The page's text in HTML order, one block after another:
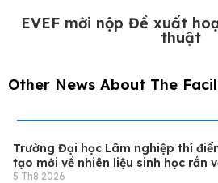
EVEF mời nộp Đề xuất
thuật
Other News About The
Trường Đại học Lâm nghiệp thí
tạo mới về nhiên liệu sinh học rắn
5 Th8 2026